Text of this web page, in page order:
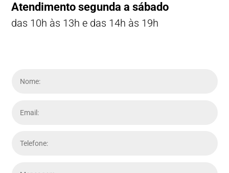
Atendimento segunda a sábado
das 10h às 13h e das 14h às 19h